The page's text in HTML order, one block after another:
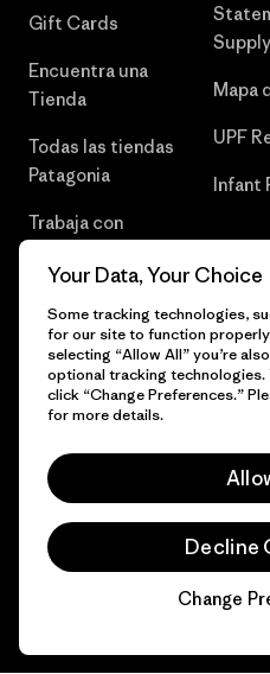
Gift Cards
Encuentra una
Tienda
Todas las tiendas
Patagonia
Trabaja con
Mapa
UPF
Infant
© 2026 Patagonia, Inc. Todos los
Your Data, Your Choice
Some tracking technologies,
for our site to function
selecting “Allow All” you’re
optional tracking
click “Change Preferences.”
for more details.
Decline
Change